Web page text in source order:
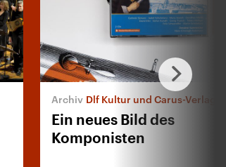
Dlf Kultur und Carus-Verlag: Heinrich Schütz-
Ein neues Bild des
Komponisten